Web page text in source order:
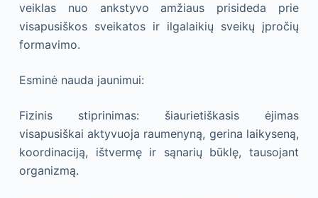
veiklas nuo ankstyvo amžiaus prisideda prie
visapusiškos sveikatos ir ilgalaikių sveikų įpročių
formavimo.
Esminė nauda jaunimui:
Fizinis stiprinimas: šiaurietiškasis ėjimas
visapusiškai aktyvuoja raumenyną, gerina laikyseną,
koordinaciją, ištvermę ir sąnarių būklę, tausojant
organizmą.